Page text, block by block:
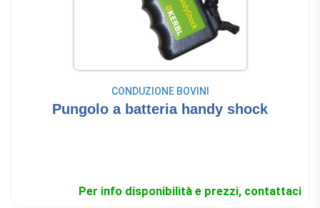
CONDUZIONE BOVINI
Pungolo a batteria handy shock
Per info disponibilità e prezzi, contattaci